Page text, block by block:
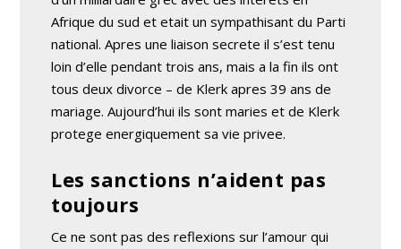
Afrique du sud et etait un sympathisant du Parti
national. Apres une liaison secrete il s’est tenu
loin d’elle pendant trois ans, mais a la fin ils ont
tous deux divorce – de Klerk apres 39 ans de
mariage. Aujourd’hui ils sont maries et de Klerk
protege energiquement sa vie privee.
Les sanctions n’aident pas
toujours
Ce ne sont pas des reflexions sur l’amour qui